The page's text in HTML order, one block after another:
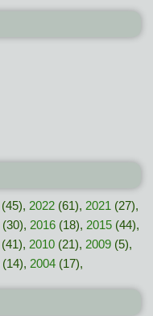
(45), 2022 (61), 2021 (27),
(30), 2016 (18), 2015 (44),
(41), 2010 (21), 2009 (5),
(14), 2004 (17),